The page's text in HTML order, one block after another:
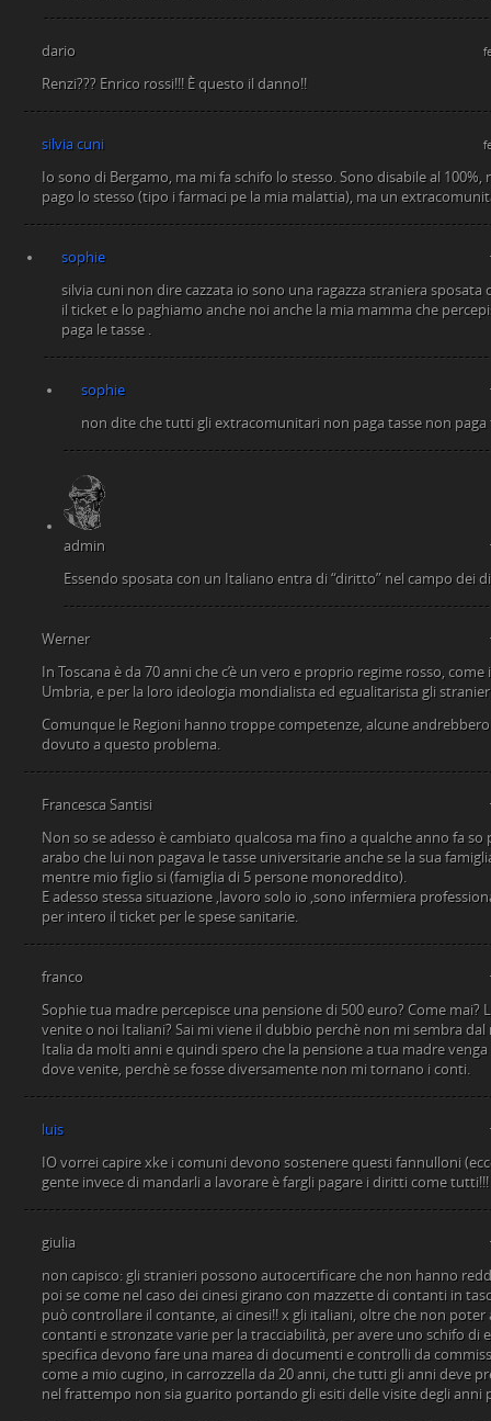
dario
Renzi??? Enrico rossi!!! È questo il danno!!
silvia cuni
Io sono di Bergamo, ma mi fa schifo lo stesso. Sono disabile al
pago lo stesso (tipo i farmaci pe la mia malattia), ma un
sophie
silvia cuni non dire cazzata io sono una ragazza straniera
il ticket e lo paghiamo anche noi anche la mia mamma che
paga le tasse .
sophie
non dite che tutti gli extracomunitari non paga tasse non paga
admin
Essendo sposata con un Italiano entra di “diritto” nel campo dei
Werner
In Toscana è da 70 anni che c’è un vero e proprio regime rosso,
Umbria, e per la loro ideologia mondialista ed egualitarista gli
Comunque le Regioni hanno troppe competenze, alcune
dovuto a questo problema.
Francesca Santisi
Non so se adesso è cambiato qualcosa ma fino a qualche anno fa so
arabo che lui non pagava le tasse universitarie anche se la sua
mentre mio figlio si (famiglia di 5 persone monoreddito).
E adesso stessa situazione ,lavoro solo io ,sono infermiera
per intero il ticket per le spese sanitarie.
franco
Sophie tua madre percepisce una pensione di 500 euro? Come mai?
venite o noi Italiani? Sai mi viene il dubbio perchè non mi sembra dal
Italia da molti anni e quindi spero che la pensione a tua madre
dove venite, perchè se fosse diversamente non mi tornano i conti.
luis
IO vorrei capire xke i comuni devono sostenere questi fannulloni
gente invece di mandarli a lavorare è fargli pagare i diritti come tutti!!!
giulia
non capisco: gli stranieri possono autocertificare che non hanno
poi se come nel caso dei cinesi girano con mazzette di contanti in
può controllare il contante, ai cinesi!! x gli italiani, oltre che non poter
contanti e stronzate varie per la tracciabilità, per avere uno schifo di
specifica devono fare una marea di documenti e controlli da
come a mio cugino, in carrozzella da 20 anni, che tutti gli anni deve
nel frattempo non sia guarito portando gli esiti delle visite degli anni